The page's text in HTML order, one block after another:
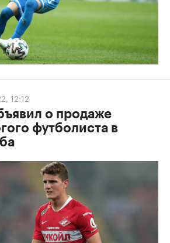
12:12
о продаже
футболиста в